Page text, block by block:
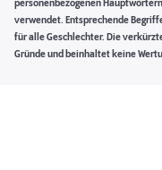
personenbezogenen
verwendet. Entsprechende
für alle Geschlechter. Die
Gründe und beinhaltet keine